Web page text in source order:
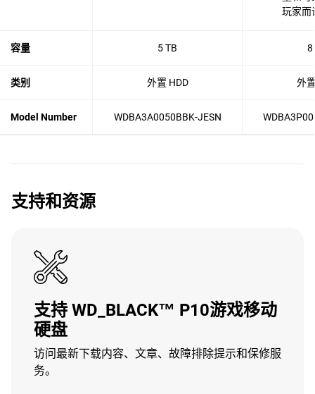
玩家而
容量 5 TB 8
类别 外置 HDD 外
Model Number WDBA3A0050BBK-JESN
支持和资源
支持 WD_BLACK™ P10游戏移动
硬盘​
访问最新下载内容、文章、故障排除提示和保修服
务。